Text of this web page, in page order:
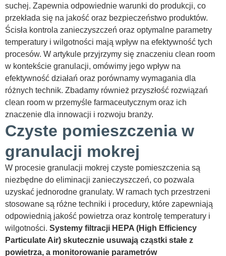
suchej. Zapewnia odpowiednie warunki do produkcji, co
przekłada się na jakość oraz bezpieczeństwo produktów.
Ścisła kontrola zanieczyszczeń oraz optymalne parametry
temperatury i wilgotności mają wpływ na efektywność tych
procesów. W artykule przyjrzymy się znaczeniu clean room
w kontekście granulacji, omówimy jego wpływ na
efektywność działań oraz porównamy wymagania dla
różnych technik. Zbadamy również przyszłość rozwiązań
clean room w przemyśle farmaceutycznym oraz ich
znaczenie dla innowacji i rozwoju branży.
Czyste pomieszczenia w
granulacji mokrej
W procesie granulacji mokrej czyste pomieszczenia są
niezbędne do eliminacji zanieczyszczeń, co pozwala
uzyskać jednorodne granulaty. W ramach tych przestrzeni
stosowane są różne techniki i procedury, które zapewniają
odpowiednią jakość powietrza oraz kontrolę temperatury i
wilgotności. Systemy filtracji HEPA (High Efficiency
Particulate Air) skutecznie usuwają cząstki stałe z
powietrza, a monitorowanie parametrów